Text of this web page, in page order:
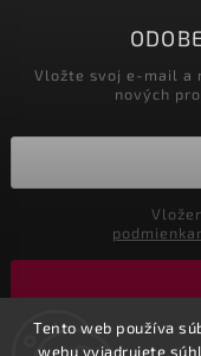
Tento web používa
webu vyjadrujete
Vložte svoj e-mail a
nových